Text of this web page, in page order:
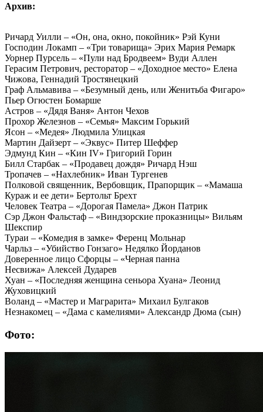
Архив:
Ричард Уилли – «Он, она, окно, покойник» Рэй Куни
Господин Локамп – «Три товарища» Эрих Мария Ремарк
Уорнер Пурсель – «Пули над Бродвеем» Вуди Аллен
Герасим Петрович, ресторатор – «Доходное место» Елена
Чижова, Геннадий Тростянецкий
Граф Альмавива – «Безумный день, или Женитьба Фигаро»
Пьер Огюстен Бомарше
Астров – «Дядя Ваня» Антон Чехов
Прохор Железнов – «Семья» Максим Горький
Ясон – «Медея» Людмила Улицкая
Мартин Дайзерт – «Эквус» Питер Шеффер
Эдмунд Кин – «Кин IV» Григорий Горин
Билл Старбак – «Продавец дождя» Ричард Нэш
Тропачев – «Нахлебник» Иван Тургенев
Полковой священник, Вербовщик, Прапорщик – «Мамаша
Кураж и ее дети» Бертольт Брехт
Человек Театра – «Дорогая Памела» Джон Патрик
Сэр Джон Фальстаф – «Виндзорские проказницы» Вильям
Шекспир
Тураи – «Комедия в замке» Ференц Мольнар
Чарльз – «Убийство Гонзаго» Недялко Йорданов
Доверенное лицо Сфорцы – «Черная панна
Несвижа» Алексей Дударев
Хуан – «Последняя женщина сеньора Хуана» Леонид
Жуховицкий
Воланд – «Мастер и Маграрита» Михаил Булгаков
Незнакомец – «Дама с камелиями» Александр Дюма (сын)
Фото: